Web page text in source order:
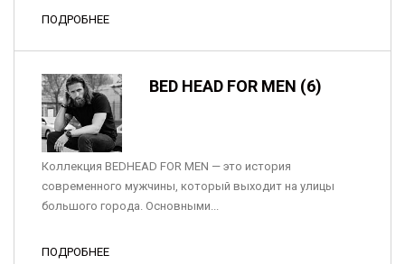
ПОДРОБНЕЕ
BED HEAD FOR MEN (6)
Коллекция BEDHEAD FOR MEN — это история
современного мужчины, который выходит на улицы
большого города. Основными...
ПОДРОБНЕЕ